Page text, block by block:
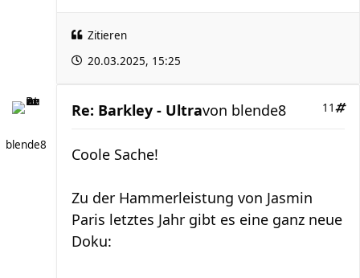
Zitieren
20.03.2025, 15:25
blende8
Re: Barkley - Ultra 11
von blende8
Coole Sache!
Zu der Hammerleistung von Jasmin
Paris letztes Jahr gibt es eine ganz neue
Doku: